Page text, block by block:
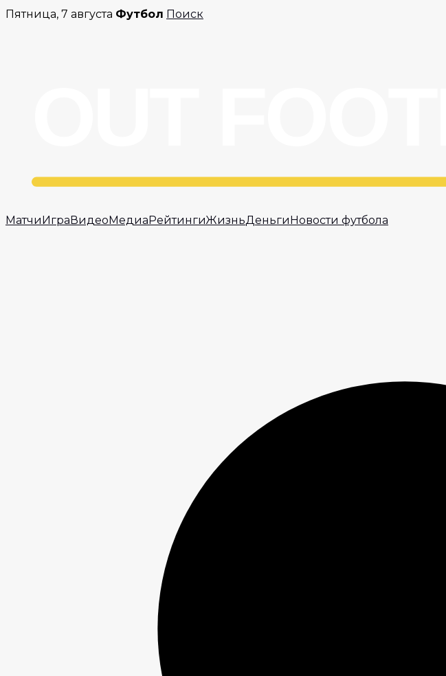
Перейти
Пятница, 7 августа Футбол Поиск
МатчиИграВидеоМедиаРейтингиЖизньДеньгиНовости футбола